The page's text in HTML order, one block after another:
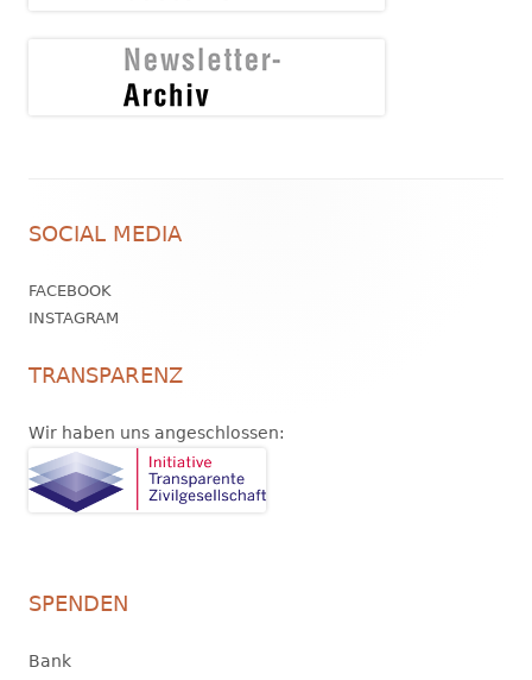
Inhalt
SOCIAL MEDIA
FACEBOOK
INSTAGRAM
TRANSPARENZ
Wir haben uns angeschlossen:
SPENDEN
Bank